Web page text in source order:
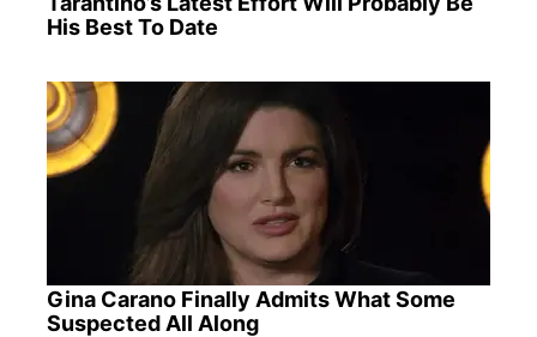
His Best To Date
Gina Carano Finally Admits What Some
Suspected All Along